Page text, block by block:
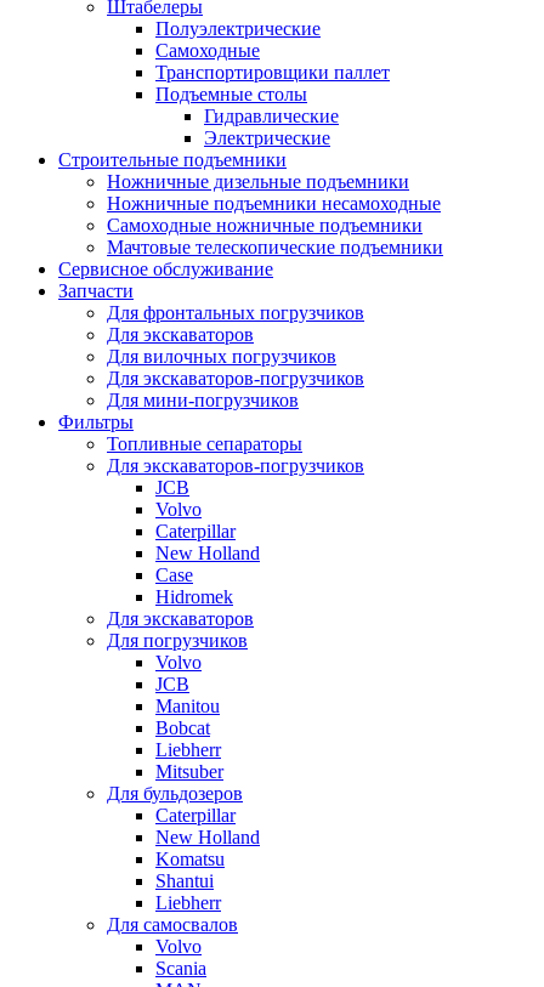
Штабелеры
Полуэлектрические
Самоходные
Транспортировщики паллет
Подъемные столы
Гидравлические
Электрические
Строительные подъемники
Ножничные дизельные подъемники
Ножничные подъемники несамоходные
Самоходные ножничные подъемники
Мачтовые телескопические подъемники
Сервисное обслуживание
Запчасти
Для фронтальных погрузчиков
Для экскаваторов
Для вилочных погрузчиков
Для экскаваторов-погрузчиков
Для мини-погрузчиков
Фильтры
Топливные сепараторы
Для экскаваторов-погрузчиков
JCB
Volvo
Caterpillar
New Holland
Case
Hidromek
Для экскаваторов
Для погрузчиков
Volvo
JCB
Manitou
Bobcat
Liebherr
Mitsuber
Для бульдозеров
Caterpillar
New Holland
Komatsu
Shantui
Liebherr
Для самосвалов
Volvo
Scania